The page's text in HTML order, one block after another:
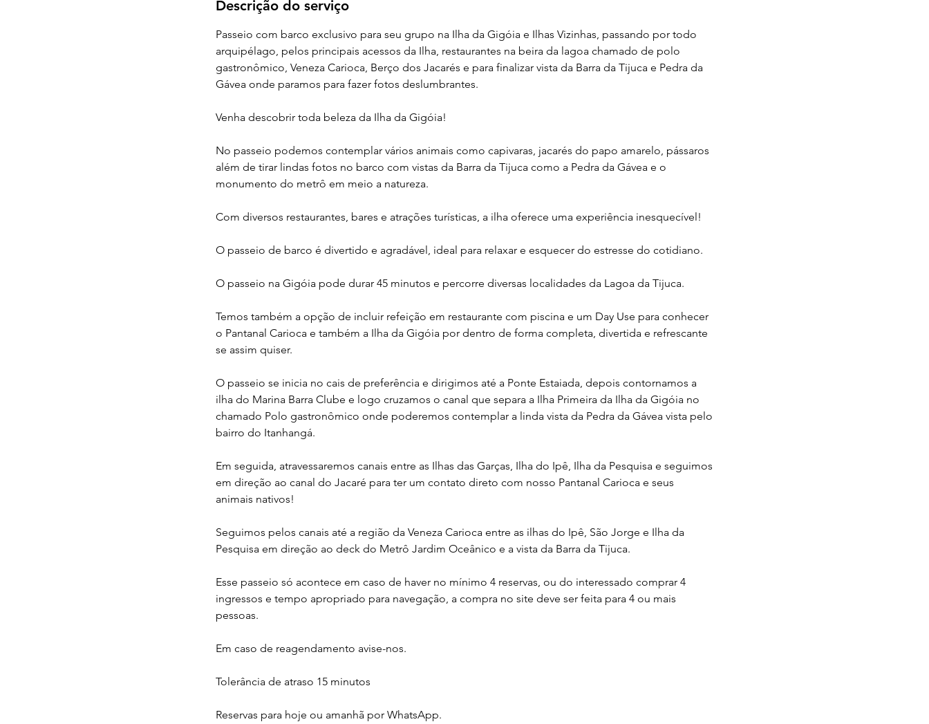
Descrição do serviço
Passeio com barco exclusivo para seu grupo na Ilha da Gigóia e Ilhas Vizinhas, passando por todo
arquipélago, pelos principais acessos da Ilha, restaurantes na beira da lagoa chamado de polo
gastronômico, Veneza Carioca, Berço dos Jacarés e para finalizar vista da Barra da Tijuca e Pedra da
Gávea onde paramos para fazer fotos deslumbrantes.
Venha descobrir toda beleza da Ilha da Gigóia!
No passeio podemos contemplar vários animais como capivaras, jacarés do papo amarelo, pássaros
além de tirar lindas fotos no barco com vistas da Barra da Tijuca como a Pedra da Gávea e o
monumento do metrô em meio a natureza.
Com diversos restaurantes, bares e atrações turísticas, a ilha oferece uma experiência inesquecível!
O passeio de barco é divertido e agradável, ideal para relaxar e esquecer do estresse do cotidiano.
O passeio na Gigóia pode durar 45 minutos e percorre diversas localidades da Lagoa da Tijuca.
Temos também a opção de incluir refeição em restaurante com piscina e um Day Use para conhecer
o Pantanal Carioca e também a Ilha da Gigóia por dentro de forma completa, divertida e refrescante
se assim quiser.
O passeio se inicia no cais de preferência e dirigimos até a Ponte Estaiada, depois contornamos a
ilha do Marina Barra Clube e logo cruzamos o canal que separa a Ilha Primeira da Ilha da Gigóia no
chamado Polo gastronômico onde poderemos contemplar a linda vista da Pedra da Gávea vista pelo
bairro do Itanhangá.
Em seguida, atravessaremos canais entre as Ilhas das Garças, Ilha do Ipê, Ilha da Pesquisa e seguimos
em direção ao canal do Jacaré para ter um contato direto com nosso Pantanal Carioca e seus
animais nativos!
Seguimos pelos canais até a região da Veneza Carioca entre as ilhas do Ipê, São Jorge e Ilha da
Pesquisa em direção ao deck do Metrô Jardim Oceânico e a vista da Barra da Tijuca.
Esse passeio só acontece em caso de haver no mínimo 4 reservas, ou do interessado comprar 4
ingressos e tempo apropriado para navegação, a compra no site deve ser feita para 4 ou mais
pessoas.
Em caso de reagendamento avise-nos.​
Tolerância de atraso 15 minutos
Reservas para hoje ou amanhã por WhatsApp.